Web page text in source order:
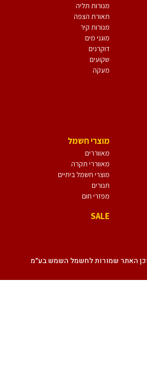
מנורות תליה
תאורת הצפה
מנורות קיר
מוגני מים
דוקרנים
שקועים
מעקה
מוצרי חשמל
מאווררים
מאווררי תקרה
מוצרי חשמל ביתיים
תנורים
מפזרי חום
SALE
האתר שמורות לחשמל השמש בע״מ